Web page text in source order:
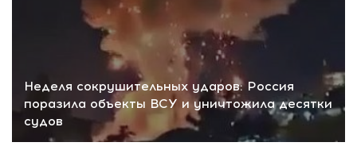
Неделя сокрушительных ударов: Россия
поразила объекты ВСУ и уничтожила десятки
судов